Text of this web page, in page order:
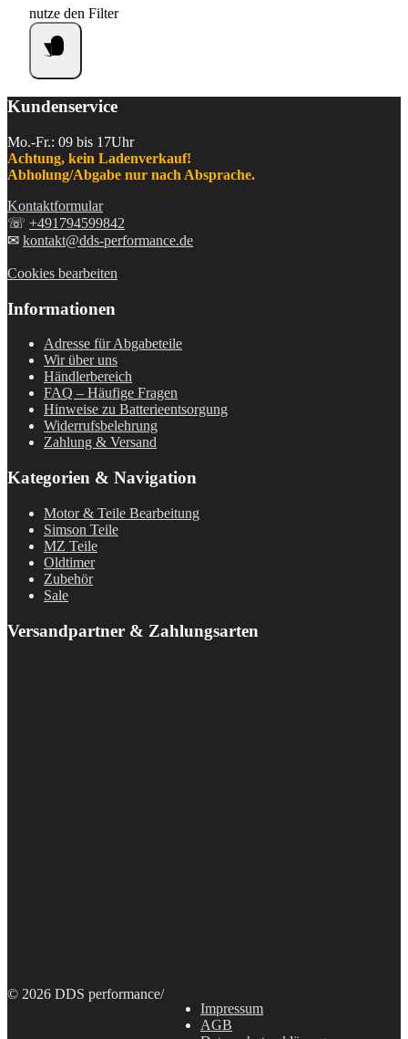
nutze den Filter
Kundenservice
Mo.-Fr.: 09 bis 17Uhr
Achtung, kein Ladenverkauf!
Abholung/Abgabe nur nach Absprache.
Kontaktformular
☏ +491794599842
✉ kontakt@dds-performance.de
Cookies bearbeiten
Informationen
Adresse für Abgabeteile
Wir über uns
Händlerbereich
FAQ – Häufige Fragen
Hinweise zu Batterieentsorgung
Widerrufsbelehrung
Zahlung & Versand
Kategorien & Navigation
Motor & Teile Bearbeitung
Simson Teile
MZ Teile
Oldtimer
Zubehör
Sale
Versandpartner & Zahlungsarten
© 2026 DDS performance/
Impressum
AGB